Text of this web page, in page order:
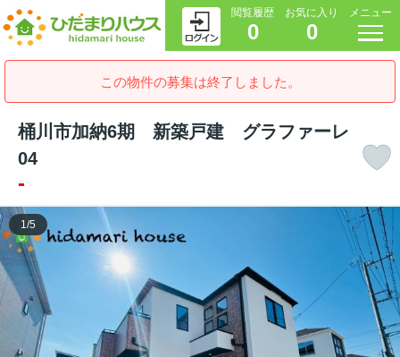
閲覧履歴
0
お気に入り
0
メニュー
この物件の募集は終了しました。
桶川市加納6期 新築戸建 グラファーレ
04
-
1/5